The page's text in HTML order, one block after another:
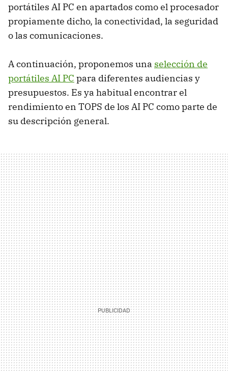
portátiles AI PC en apartados como el procesador
propiamente dicho, la conectividad, la seguridad
o las comunicaciones.
A continuación, proponemos una selección de
portátiles AI PC para diferentes audiencias y
presupuestos. Es ya habitual encontrar el
rendimiento en TOPS de los AI PC como parte de
su descripción general.